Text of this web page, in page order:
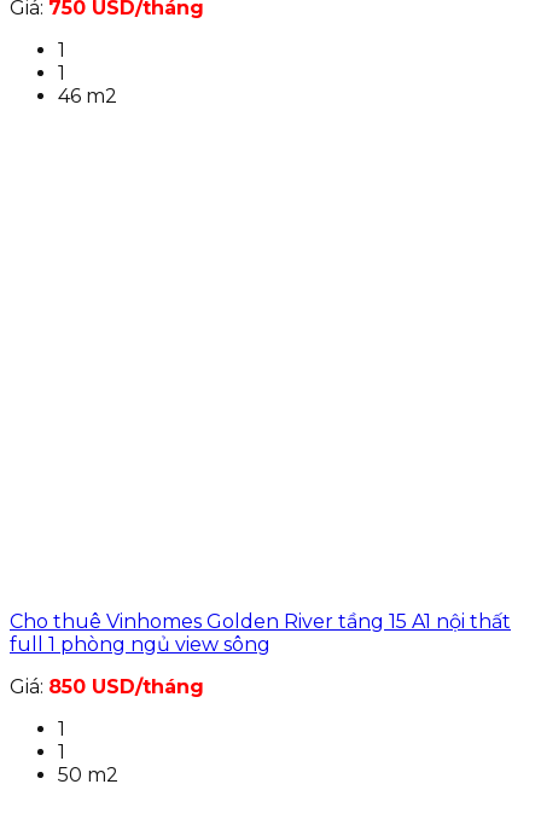
Giá: 750 USD/tháng
1
1
46 m2
Cho thuê Vinhomes Golden River tầng 15 A1 nội thất
full 1 phòng ngủ view sông
Giá: 850 USD/tháng
1
1
50 m2